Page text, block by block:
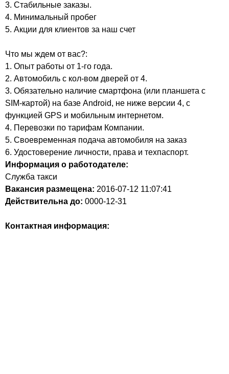
3. Стабильные заказы.
4. Минимальный пробег
5. Акции для клиентов за наш счет
Что мы ждем от вас?:
1. Опыт работы от 1-го года.
2. Автомобиль с кол-вом дверей от 4.
3. Обязательно наличие смартфона (или планшета c
SIM-картой) на базе Android, не ниже версии 4, с
функцией GPS и мобильным интернетом.
4. Перевозки по тарифам Компании.
5. Своевременная подача автомобиля на заказ
6. Удостоверение личности, права и техпаспорт.
Информация о работодателе:
Служба такси
Вакансия размещена: 2016-07-12 11:07:41
Действительна до: 0000-12-31
Контактная информация: